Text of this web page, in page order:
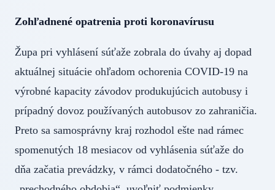
Zohľadnené opatrenia proti koronavírusu
Župa pri vyhlásení súťaže zobrala do úvahy aj dopad
aktuálnej situácie ohľadom ochorenia COVID-19 na
výrobné kapacity závodov produkujúcich autobusy i
prípadný dovoz používaných autobusov zo zahraničia.
Preto sa samosprávny kraj rozhodol ešte nad rámec
spomenutých 18 mesiacov od vyhlásenia súťaže do
dňa začatia prevádzky, v rámci dodatočného - tzv.